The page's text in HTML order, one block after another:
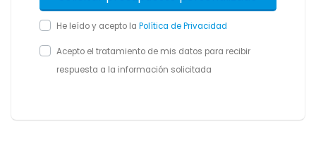
He leído y acepto la Política de Privacidad
Acepto el tratamiento de mis datos para recibir
respuesta a la información solicitada